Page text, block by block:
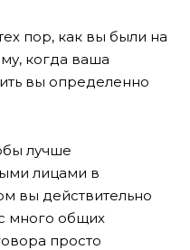
пор, как вы были на
когда ваша
вы определенно
лучше
лицами в
вы действительно
много общих
просто